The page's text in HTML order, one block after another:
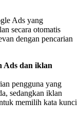
Ads yang
secara otomatis
dengan pencarian
Ads dan iklan
pengguna yang
sedangkan iklan
memilih kata kunci